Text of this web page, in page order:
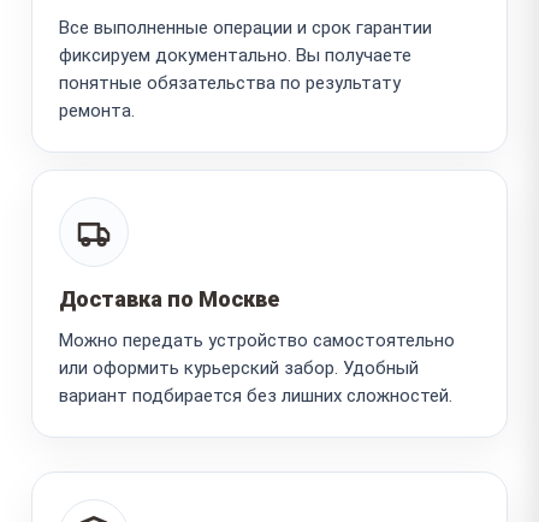
Все выполненные операции и срок гарантии
фиксируем документально. Вы получаете
понятные обязательства по результату
ремонта.
Доставка по Москве
Можно передать устройство самостоятельно
или оформить курьерский забор. Удобный
вариант подбирается без лишних сложностей.